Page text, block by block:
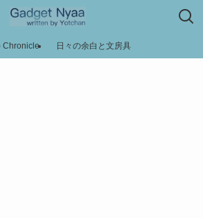
Chronicle 日々の余白と文房具